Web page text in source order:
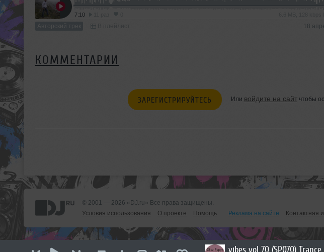
7:10
Авторский трек 18
КОММЕНТАРИИ
ЗАРЕГИСТРИРУЙТЕСЬ Или войдите на сайтчтобы
© 2001 — 2026 «DJ.ru» Все права защищены.
Условия использования
О проекте Помощь Реклама на сайте Контактная